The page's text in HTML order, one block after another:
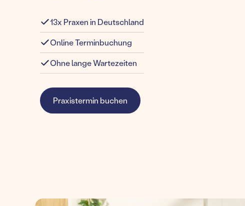
13x Praxen in Deutschland
Online Terminbuchung
Ohne lange Wartezeiten
Praxistermin buchen